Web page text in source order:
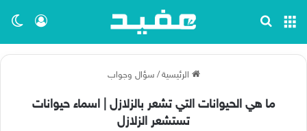
تسجيل القائمة
الرئيسية / سؤال وجواب
ما هي الحيوانات التي تشعر بالزلازل | اسماء حيوانات
تستشعر الزلازل